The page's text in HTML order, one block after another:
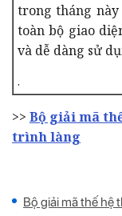
trong tháng này
toàn bộ giao
và dễ dàng sử
.
>> Bộ giải mã
trình làng
Bộ giải mã thế hệ